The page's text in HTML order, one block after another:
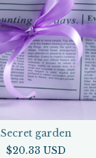
Secret garden
$20.33 USD